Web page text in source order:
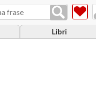
Libri